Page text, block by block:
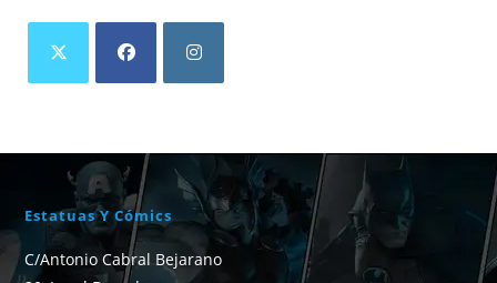
Estatuas Y Cómics
C/Antonio Cabral Bejarano